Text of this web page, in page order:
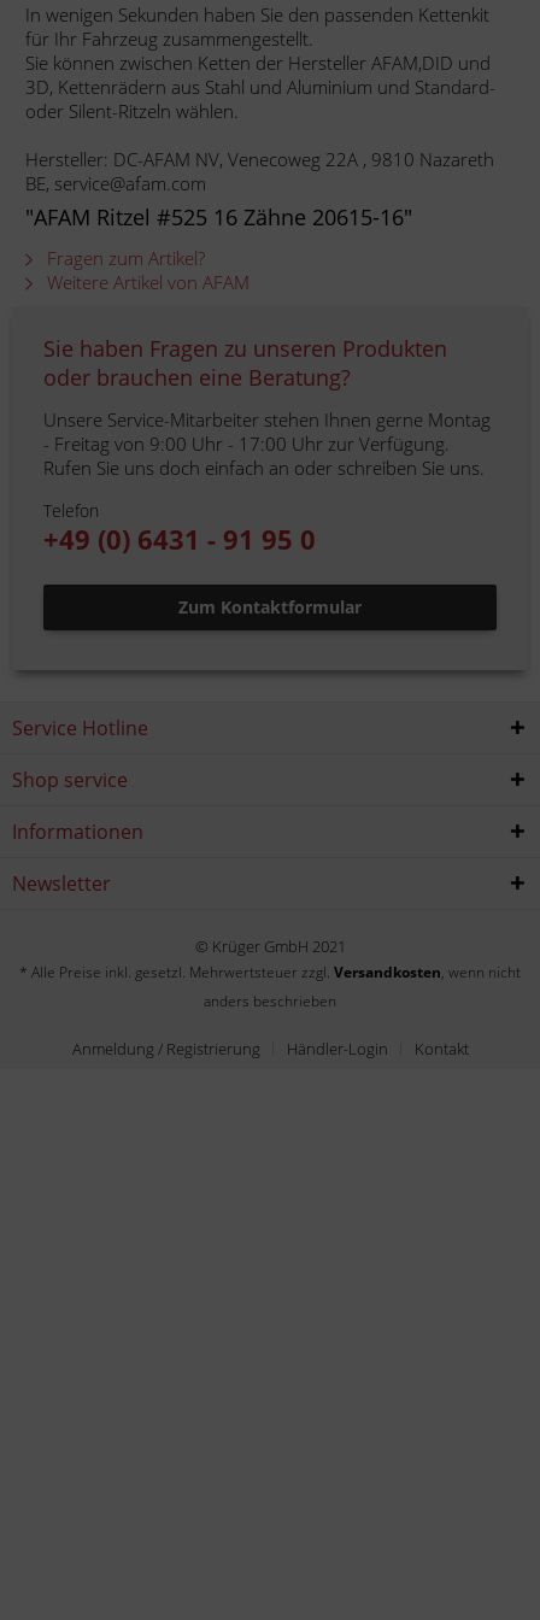
In wenigen Sekunden haben Sie den passenden Kettenkit
für Ihr Fahrzeug zusammengestellt.
Sie können zwischen Ketten der Hersteller AFAM,DID und
3D, Kettenrädern aus Stahl und Aluminium und Standard-
oder Silent-Ritzeln wählen.
Hersteller: DC-AFAM NV, Venecoweg 22A , 9810 Nazareth
BE, service@afam.com
"AFAM Ritzel #525 16 Zähne 20615-16"
Fragen zum Artikel?
Weitere Artikel von AFAM
Sie haben Fragen zu unseren Produkten
oder brauchen eine Beratung?
Unsere Service-Mitarbeiter stehen Ihnen gerne Montag
- Freitag von 9:00 Uhr - 17:00 Uhr zur Verfügung.
Rufen Sie uns doch einfach an oder schreiben Sie uns.
Telefon
+49 (0) 6431 - 91 95 0
Zum Kontaktformular
Service Hotline
Shop service
Informationen
Newsletter
© Krüger GmbH 2021
* Alle Preise inkl. gesetzl. Mehrwertsteuer zzgl. Versandkosten, wenn nicht
anders beschrieben
Anmeldung / Registrierung Händler-Login Kontakt